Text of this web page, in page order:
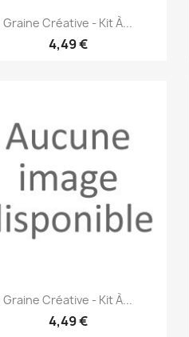
Aperçu rapide
Graine Créative - Kit À...
4,49 €
Aperçu rapide
Graine Créative - Kit À...
4,49 €